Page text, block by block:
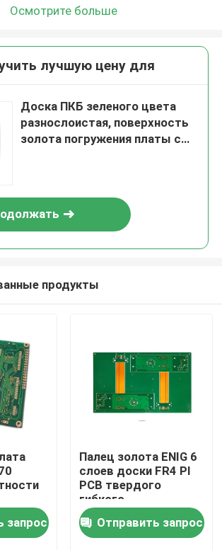
Осмотрите больше
лучшую цену для
Доска ПКБ зеленого цвета
разнослоистая, поверхность
золота погружения платы с
продукты
запрос
Палец золота ENIG 6
слоев доски FR4 PI
PCB твердого
гибкого
трубопровода
разнослоистый
закончил
Отправить запрос